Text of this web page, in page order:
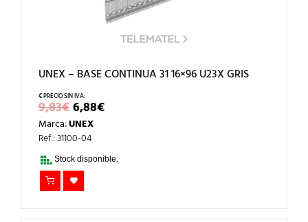
UNEX – BASE CONTINUA 31 16×96 U23X GRIS
9,83€EL
PRECIO
ORIGINAL
ERA:
9,83€.
6,88€EL
PRECIO
6,88€.
Marca:UNEX
Ref.: 31100-04
Stock disponible.